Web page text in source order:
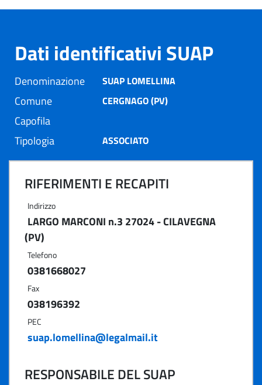
Dati identificativi SUAP
Denominazione SUAP LOMELLINA
Comune CERGNAGO (PV)
Capofila
Tipologia
ASSOCIATO
RIFERIMENTI E RECAPITI
Indirizzo
LARGO MARCONI n.3 27024 - CILAVEGNA
(PV)
Telefono
0381668027
Fax
038196392
PEC
suap.lomellina@legalmail.it
RESPONSABILE DEL SUAP